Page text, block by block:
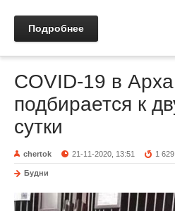
Подробнее
COVID-19 в
подбирается к
сутки
chertok 21-11-2020, 13:51 1 629
Будни